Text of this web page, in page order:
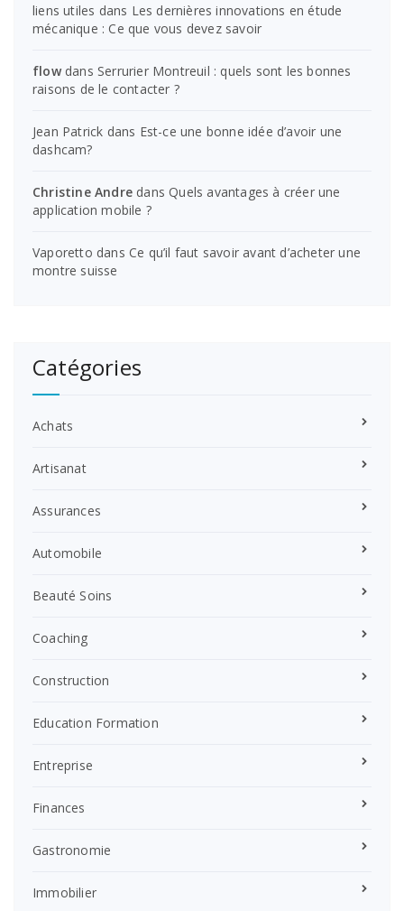
liens utiles dans Les dernières innovations en étude
mécanique : Ce que vous devez savoir
flowdans Serrurier Montreuil : quels sont les bonnes
raisons de le contacter ?
Jean Patrick dans Est-ce une bonne idée d’avoir une
dashcam?
Christine Andre dansQuels avantages à créer une
application mobile ?
Vaporetto dansCe qu’il faut savoir avant d’acheter une
montre suisse
Catégories
Achats
Artisanat
Assurances
Automobile
Beauté Soins
Coaching
Construction
Education Formation
Entreprise
Finances
Gastronomie
Immobilier